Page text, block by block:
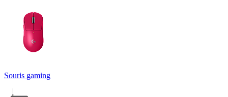
Souris gaming